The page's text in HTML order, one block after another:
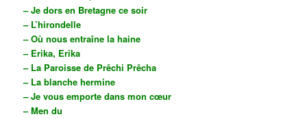
–Je dors en Bretagne ce soir
– L’hirondelle
–Où nous entraîne la haine
– Erika, Erika
– La Paroisse de Prêchi Prêcha
– La blanche hermine
–Je vous emporte dans mon cœur
–Men du